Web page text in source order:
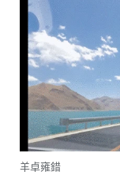
羊卓雍錯